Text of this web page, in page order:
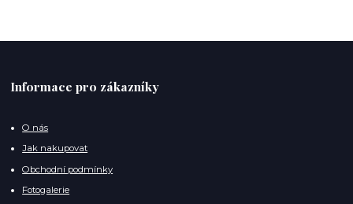
Informace pro zákazníky
O nás
Jak nakupovat
Obchodní podmínky
Fotogalerie